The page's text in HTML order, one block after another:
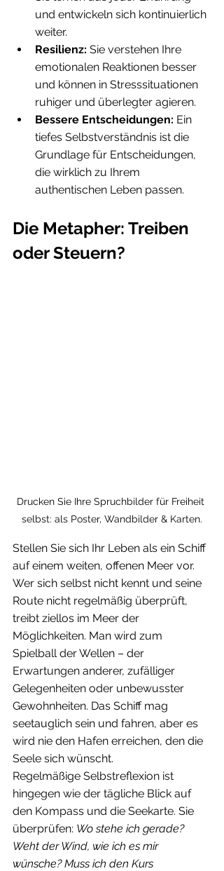
und entwickeln sich kontinuierlich
weiter.
Resilienz: Sie verstehen Ihre
emotionalen Reaktionen besser
und können in Stresssituationen
ruhiger und überlegter agieren.
Bessere Entscheidungen: Ein
tiefes Selbstverständnis ist die
Grundlage für Entscheidungen,
die wirklich zu Ihrem
authentischen Leben passen.
Die Metapher: Treiben
oder Steuern?
Drucken Sie Ihre Spruchbilder für Freiheit
selbst: als Poster, Wandbilder & Karten.
Stellen Sie sich Ihr Leben als ein Schiff
auf einem weiten, offenen Meer vor.
Wer sich selbst nicht kennt und seine
Route nicht regelmäßig überprüft,
treibt ziellos im Meer der
Möglichkeiten. Man wird zum
Spielball der Wellen – der
Erwartungen anderer, zufälliger
Gelegenheiten oder unbewusster
Gewohnheiten. Das Schiff mag
seetauglich sein und fahren, aber es
wird nie den Hafen erreichen, den die
Seele sich wünscht.
Regelmäßige Selbstreflexion ist
hingegen wie der tägliche Blick auf
den Kompass und die Seekarte. Sie
überprüfen: Wo stehe ich gerade?
Weht der Wind, wie ich es mir
wünsche? Muss ich den Kurs